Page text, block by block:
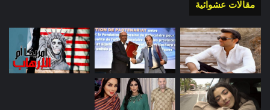
مقالات عشوائية